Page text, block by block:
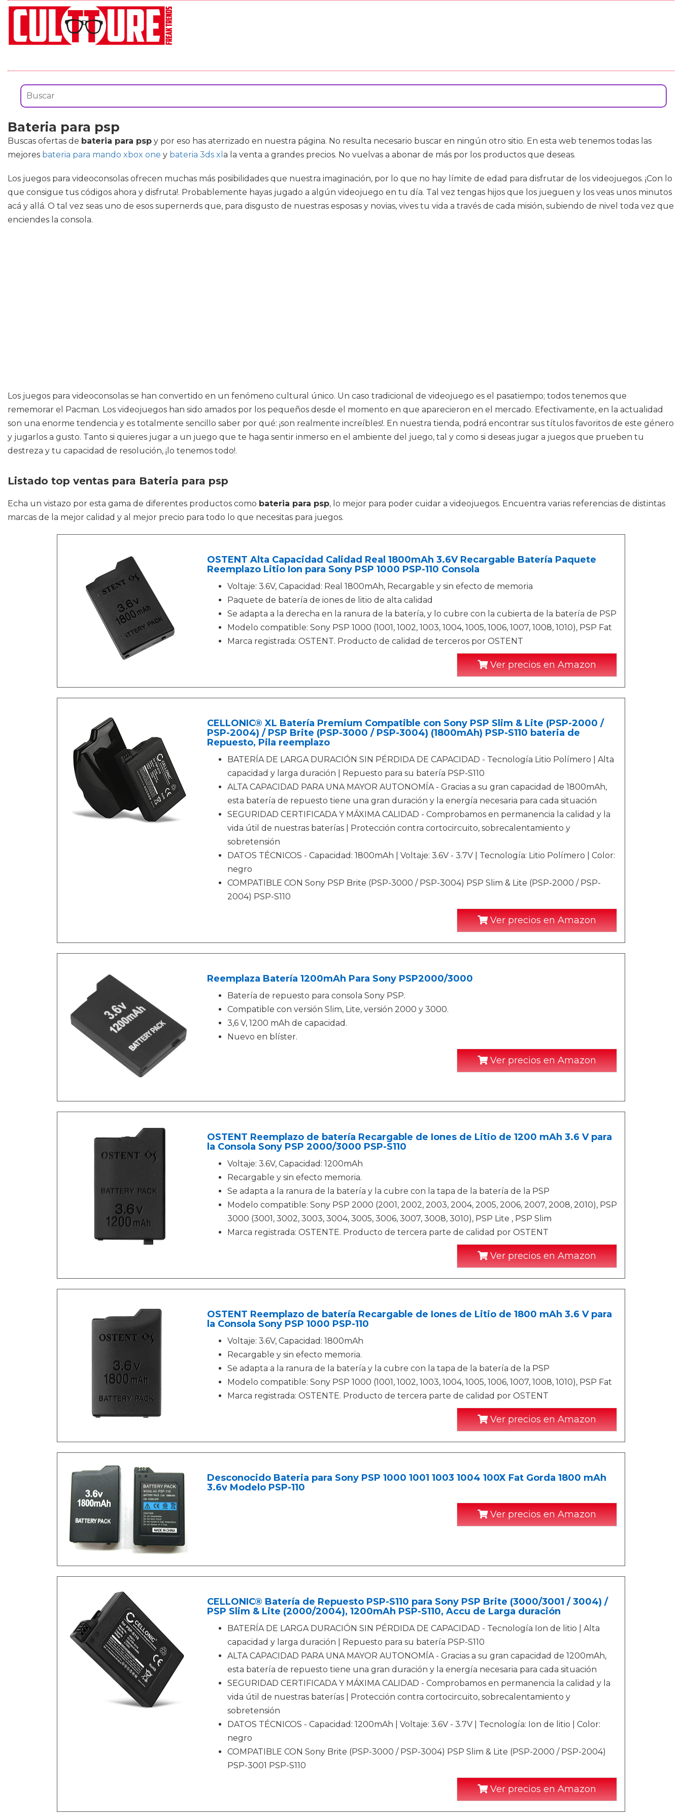
Bateria para psp
Buscas ofertas de bateria para psp y por eso has aterrizado en nuestra página. No resulta necesario buscar en ningún otro sitio. En esta web tenemos todas las
mejores bateria para mando xbox one y bateria 3ds xl a la venta a grandes precios. No vuelvas a abonar de más por los productos que deseas.
Los juegos para videoconsolas ofrecen muchas más posibilidades que nuestra imaginación, por lo que no hay límite de edad para disfrutar de los videojuegos. ¡Con lo
que consigue tus códigos ahora y disfruta!. Probablemente hayas jugado a algún videojuego en tu día. Tal vez tengas hijos que los jueguen y los veas unos minutos
acá y allá. O tal vez seas uno de esos supernerds que, para disgusto de nuestras esposas y novias, vives tu vida a través de cada misión, subiendo de nivel toda vez que
enciendes la consola.
Los juegos para videoconsolas se han convertido en un fenómeno cultural único. Un caso tradicional de videojuego es el pasatiempo; todos tenemos que
rememorar el Pacman. Los videojuegos han sido amados por los pequeños desde el momento en que aparecieron en el mercado. Efectivamente, en la actualidad
son una enorme tendencia y es totalmente sencillo saber por qué: ¡son realmente increíbles!. En nuestra tienda, podrá encontrar sus títulos favoritos de este género
y jugarlos a gusto. Tanto si quieres jugar a un juego que te haga sentir inmerso en el ambiente del juego, tal y como si deseas jugar a juegos que prueben tu
destreza y tu capacidad de resolución, ¡lo tenemos todo!.
Listado top ventas para Bateria para psp
Echa un vistazo por esta gama de diferentes productos como bateria para psp, lo mejor para poder cuidar a videojuegos. Encuentra varias referencias de distintas
marcas de la mejor calidad y al mejor precio para todo lo que necesitas para juegos.
OSTENT Alta Capacidad Calidad Real 1800mAh 3.6V Recargable Batería Paquete
Reemplazo Litio Ion para Sony PSP 1000 PSP-110 Consola
Voltaje: 3.6V, Capacidad: Real 1800mAh, Recargable y sin efecto de memoria
Paquete de batería de iones de litio de alta calidad
Se adapta a la derecha en la ranura de la batería, y lo cubre con la cubierta de la batería de PSP
Modelo compatible: Sony PSP 1000 (1001, 1002, 1003, 1004, 1005, 1006, 1007, 1008, 1010), PSP Fat
Marca registrada: OSTENT. Producto de calidad de terceros por OSTENT
Ver precios en Amazon
CELLONIC® XL Batería Premium Compatible con Sony PSP Slim & Lite (PSP-2000 /
PSP-2004) / PSP Brite (PSP-3000 / PSP-3004) (1800mAh) PSP-S110 bateria de
Repuesto, Pila reemplazo
BATERÍA DE LARGA DURACIÓN SIN PÉRDIDA DE CAPACIDAD - Tecnología Litio Polímero | Alta
capacidad y larga duración | Repuesto para su batería PSP-S110
ALTA CAPACIDAD PARA UNA MAYOR AUTONOMÍA - Gracias a su gran capacidad de 1800mAh,
esta batería de repuesto tiene una gran duración y la energía necesaria para cada situación
SEGURIDAD CERTIFICADA Y MÁXIMA CALIDAD - Comprobamos en permanencia la calidad y la
vida útil de nuestras baterías | Protección contra cortocircuito, sobrecalentamiento y
sobretensión
DATOS TÉCNICOS - Capacidad: 1800mAh | Voltaje: 3.6V - 3.7V | Tecnología: Litio Polímero | Color:
negro
COMPATIBLE CON Sony PSP Brite (PSP-3000 / PSP-3004) PSP Slim & Lite (PSP-2000 / PSP-
2004) PSP-S110
Ver precios en Amazon
Reemplaza Batería 1200mAh Para Sony PSP2000/3000
Batería de repuesto para consola Sony PSP.
Compatible con versión Slim, Lite, versión 2000 y 3000.
3,6 V, 1200 mAh de capacidad.
Nuevo en blíster.
Ver precios en Amazon
OSTENT Reemplazo de batería Recargable de Iones de Litio de 1200 mAh 3.6 V para
la Consola Sony PSP 2000/3000 PSP-S110
Voltaje: 3.6V, Capacidad: 1200mAh
Recargable y sin efecto memoria.
Se adapta a la ranura de la batería y la cubre con la tapa de la batería de la PSP
Modelo compatible: Sony PSP 2000 (2001, 2002, 2003, 2004, 2005, 2006, 2007, 2008, 2010), PSP
3000 (3001, 3002, 3003, 3004, 3005, 3006, 3007, 3008, 3010), PSP Lite , PSP Slim
Marca registrada: OSTENTE. Producto de tercera parte de calidad por OSTENT
Ver precios en Amazon
OSTENT Reemplazo de batería Recargable de Iones de Litio de 1800 mAh 3.6 V para
la Consola Sony PSP 1000 PSP-110
Voltaje: 3.6V, Capacidad: 1800mAh
Recargable y sin efecto memoria.
Se adapta a la ranura de la batería y la cubre con la tapa de la batería de la PSP
Modelo compatible: Sony PSP 1000 (1001, 1002, 1003, 1004, 1005, 1006, 1007, 1008, 1010), PSP Fat
Marca registrada: OSTENTE. Producto de tercera parte de calidad por OSTENT
Ver precios en Amazon
Desconocido Bateria para Sony PSP 1000 1001 1003 1004 100X Fat Gorda 1800 mAh
3.6v Modelo PSP-110
Ver precios en Amazon
CELLONIC® Batería de Repuesto PSP-S110 para Sony PSP Brite (3000/3001 / 3004) /
PSP Slim & Lite (2000/2004), 1200mAh PSP-S110, Accu de Larga duración
BATERÍA DE LARGA DURACIÓN SIN PÉRDIDA DE CAPACIDAD - Tecnología Ion de litio | Alta
capacidad y larga duración | Repuesto para su batería PSP-S110
ALTA CAPACIDAD PARA UNA MAYOR AUTONOMÍA - Gracias a su gran capacidad de 1200mAh,
esta batería de repuesto tiene una gran duración y la energía necesaria para cada situación
SEGURIDAD CERTIFICADA Y MÁXIMA CALIDAD - Comprobamos en permanencia la calidad y la
vida útil de nuestras baterías | Protección contra cortocircuito, sobrecalentamiento y
sobretensión
DATOS TÉCNICOS - Capacidad: 1200mAh | Voltaje: 3.6V - 3.7V | Tecnología: Ion de litio | Color:
negro
COMPATIBLE CON Sony Brite (PSP-3000 / PSP-3004) PSP Slim & Lite (PSP-2000 / PSP-2004)
PSP-3001 PSP-S110
Ver precios en Amazon